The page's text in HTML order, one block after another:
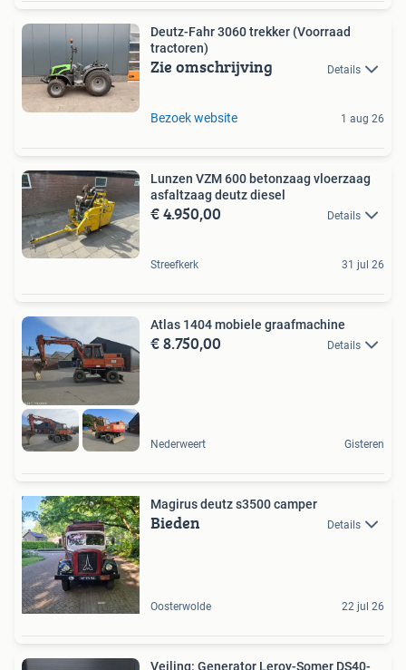
Deutz-Fahr 3060 trekker (Voorraad
tractoren)
Zie omschrijving Details
Bezoek website 1 aug 26
Lunzen VZM 600 betonzaag vloerzaag
asfaltzaag deutz diesel
€ 4.950,00 Details
Streefkerk 31 jul 26
Atlas 1404 mobiele graafmachine
€ 8.750,00 Details
Nederweert Gisteren
Magirus deutz s3500 camper
Bieden Details
Oosterwolde 22 jul 26
Veiling: Generator Leroy-Somer DS40-